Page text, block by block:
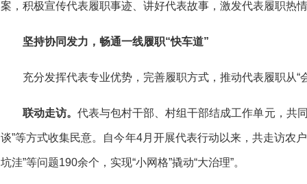
案，积极宣传代表履职事迹、讲好代表故事，激发代表履职热
坚持协同发力，畅通一线履职“快车道”
充分发挥代表专业优势，完善履职方式，推动代表履职从“
联动走访。代表与包村干部、村组干部结成工作单元，共
谈”等方式收集民意。自今年4月开展代表行动以来，共走访农
坑洼”等问题190余个，实现“小网格”撬动“大治理”。